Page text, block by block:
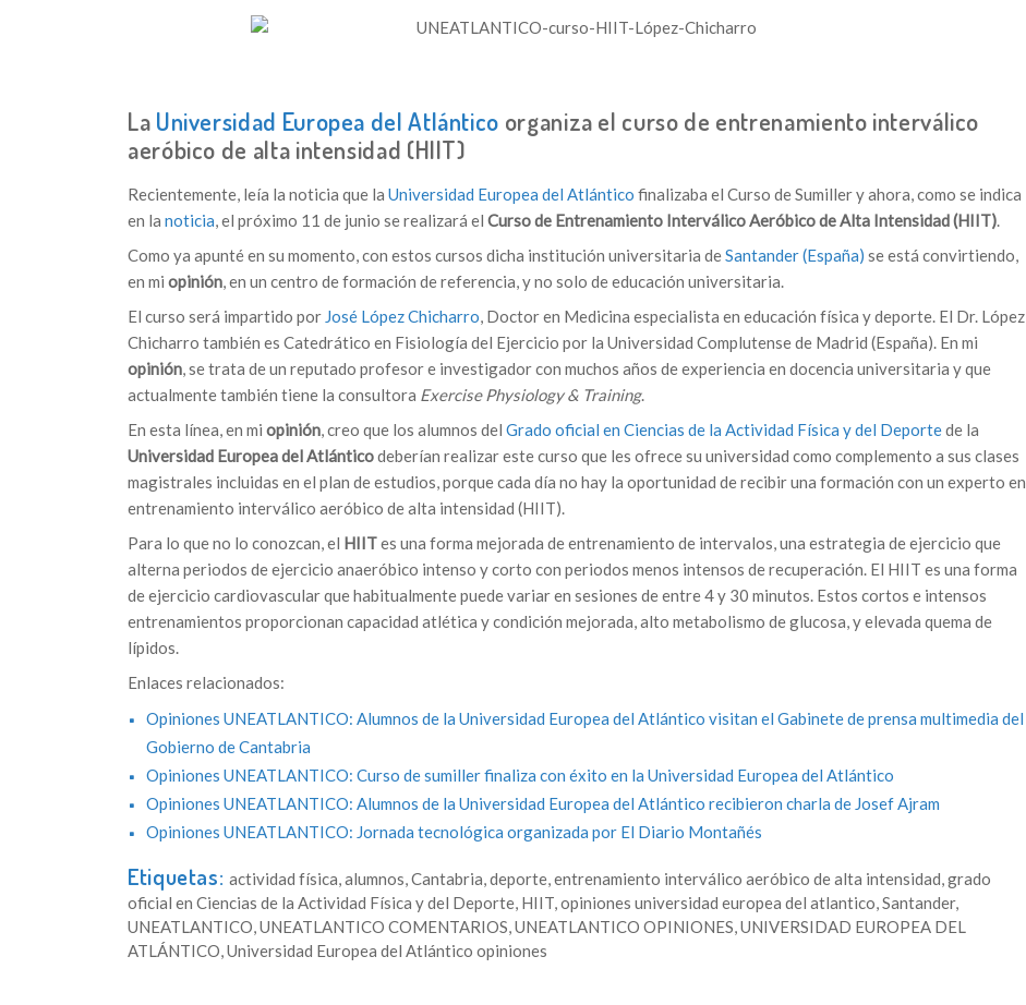
La Universidad Europea del Atlántico organiza el curso de entrenamiento interválico
aeróbico de alta intensidad (HIIT)
Recientemente, leía la noticia que la Universidad Europea del Atlántico finalizaba el Curso de Sumiller y ahora, como se indica
en la noticia, el próximo 11 de junio se realizará el Curso de Entrenamiento Interválico Aeróbico de Alta Intensidad (HIIT).
Como ya apunté en su momento, con estos cursos dicha institución universitaria deSantander (España) se está convirtiendo,
en mi opinión, en un centro de formación de referencia, y no solo de educación universitaria.
El curso será impartido por José López Chicharro, Doctor en Medicina especialista en educación física y deporte. El Dr. López
Chicharro también es Catedrático en Fisiología del Ejercicio por la Universidad Complutense de Madrid (España). En mi
opinión, se trata de un reputado profesor e investigador con muchos años de experiencia en docencia universitaria y que
actualmente también tiene la consultora Exercise Physiology & Training.
En esta línea, en mi opinión, creo que los alumnos del Grado oficial en Ciencias de la Actividad Física y del Deportede la
Universidad Europea del Atlánticodeberían realizar este curso que les ofrece su universidad como complemento a sus clases
magistrales incluidas en el plan de estudios, porque cada día no hay la oportunidad de recibir una formación con un experto en
entrenamiento interválico aeróbico de alta intensidad (HIIT).
Para lo que no lo conozcan, el HIITes una forma mejorada de entrenamiento de intervalos, una estrategia de ejercicio que
alterna periodos de ejercicio anaeróbico intenso y corto con periodos menos intensos de recuperación. El HIIT es una forma
de ejercicio cardiovascular que habitualmente puede variar en sesiones de entre 4 y 30 minutos. Estos cortos e intensos
entrenamientos proporcionan capacidad atlética y condición mejorada, alto metabolismo de glucosa, y elevada quema de
lípidos.
Enlaces relacionados:
Opiniones UNEATLANTICO: Alumnos de la Universidad Europea del Atlántico visitan el Gabinete de prensa multimedia del
Gobierno de Cantabria
Opiniones UNEATLANTICO: Curso de sumiller finaliza con éxito en la Universidad Europea del Atlántico
Opiniones UNEATLANTICO: Alumnos de la Universidad Europea del Atlántico recibieron charla de Josef Ajram
Opiniones UNEATLANTICO: Jornada tecnológica organizada por El Diario Montañés
Etiquetas:actividad física,alumnos,Cantabria,deporte,entrenamiento interválico aeróbico de alta intensidad,grado
oficial en Ciencias de la Actividad Física y del Deporte, HIIT,opiniones universidad europea del atlantico,Santander,
UNEATLANTICO,UNEATLANTICO COMENTARIOS,UNEATLANTICO OPINIONES,UNIVERSIDAD EUROPEA DEL
ATLÁNTICO,Universidad Europea del Atlántico opiniones